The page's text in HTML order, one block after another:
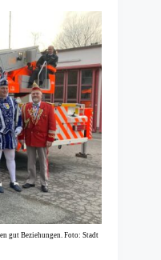
gut Beziehungen. Foto: Stadt